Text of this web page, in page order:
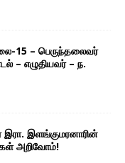
15 – பெருந்தலைவர்
– எழுதியவர் – ந.
இரா. இளங்குமரனாரின்
அறிவோம்!